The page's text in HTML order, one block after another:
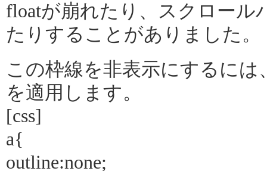
floatが崩れたり、スクロール
たりすることがありました。
この枠線を非表示にするに
を適用します。
[css]
a{
outline:none;